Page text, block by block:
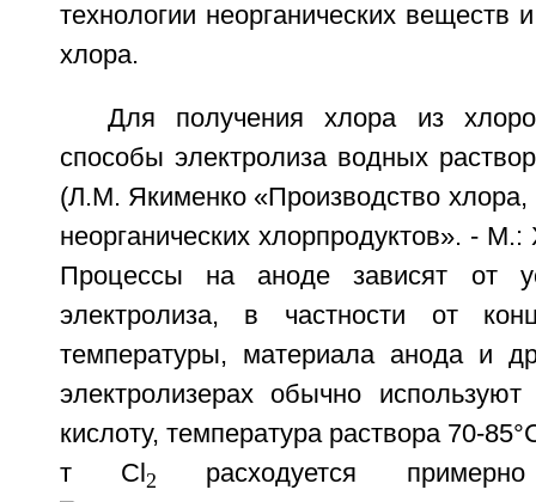
технологии неорганических веществ
хлора.
Для получения хлора из
способы электролиза водных
(Л.М. Якименко «Производство хлора,
неорганических хлорпродуктов». -
Процессы на аноде зависят от
электролиза, в частности от
температуры, материала анода и
электролизерах обычно
кислоту, температура раствора 70-
т Cl 2 расходуется